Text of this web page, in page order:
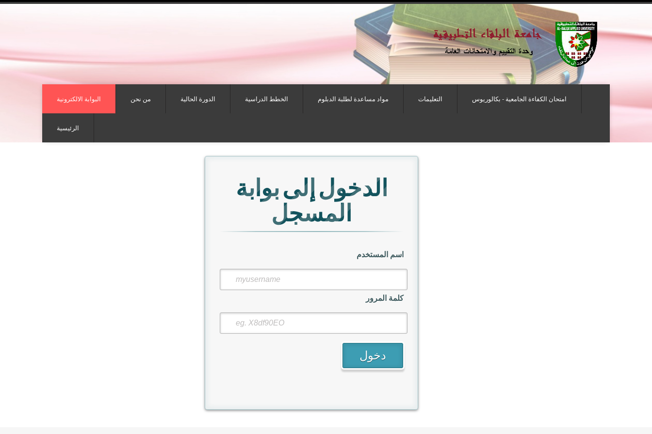
البوابة الالكترونية من نحن الدورة الحالية الخطط الدراسية مواد مساعدة لطلبة الدبلوم التعليمات امتحان الكفاءة الجامعية - بكالوريوس
الرئيسية
الدخول إلى بوابة
المسجل
اسم المستخدم
كلمة المرور